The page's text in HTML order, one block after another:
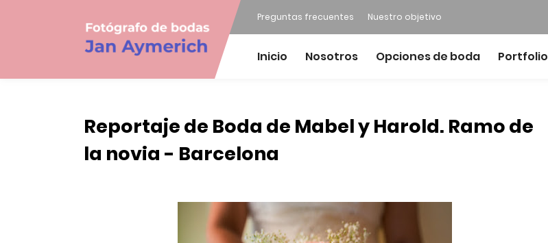
Preguntas frecuentes Nuestro objetivo
Inicio Nosotros Opciones de boda Portfolio
Reportaje de Boda de Mabel y Harold. Ramo de
la novia - Barcelona